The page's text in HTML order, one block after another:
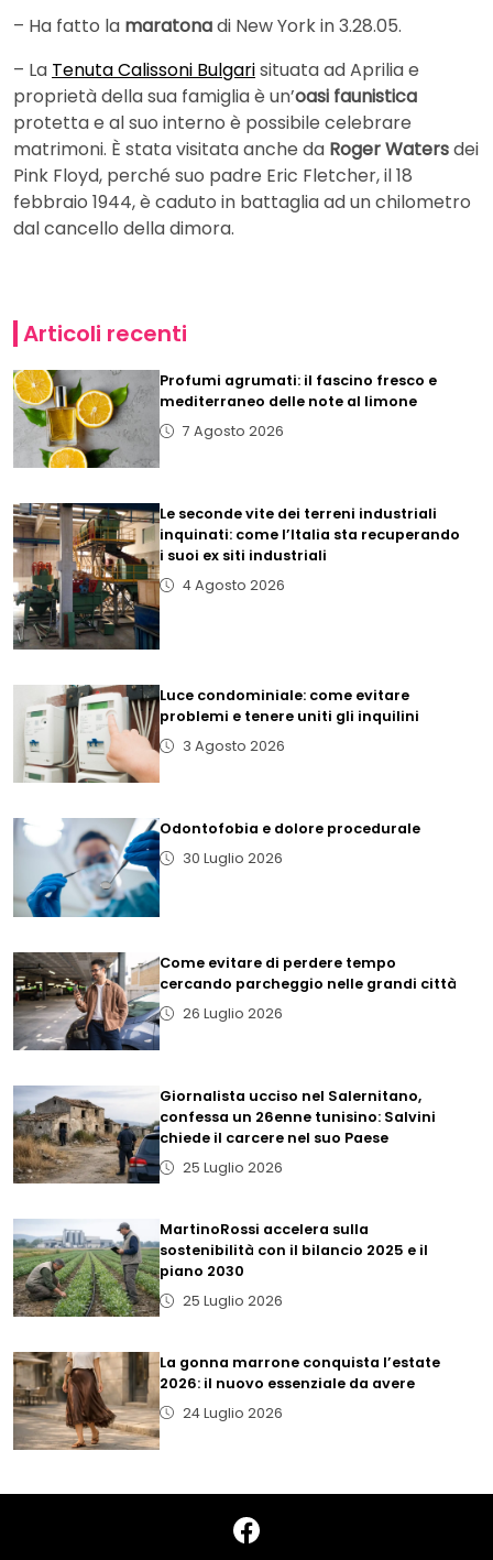
– Ha fatto la maratonadi New York in 3.28.05.
– La Tenuta Calissoni Bulgarisituata ad Aprilia e
proprietà della sua famiglia è un’oasi faunistica
protetta e al suo interno è possibile celebrare
matrimoni. È stata visitata anche da Roger Watersdei
Pink Floyd, perché suo padre Eric Fletcher, il 18
febbraio 1944, è caduto in battaglia ad un chilometro
dal cancello della dimora.
Articoli recenti
Profumi agrumati: il fascino fresco e
mediterraneo delle note al limone
7 Agosto 2026
Le seconde vite dei terreni industriali
inquinati: come l’Italia sta recuperando
i suoi ex siti industriali
4 Agosto 2026
Luce condominiale: come evitare
problemi e tenere uniti gli inquilini
3 Agosto 2026
Odontofobia e dolore procedurale
30 Luglio 2026
Come evitare di perdere tempo
cercando parcheggio nelle grandi città
26 Luglio 2026
Giornalista ucciso nel Salernitano,
confessa un 26enne tunisino: Salvini
chiede il carcere nel suo Paese
25 Luglio 2026
MartinoRossi accelera sulla
sostenibilità con il bilancio 2025 e il
piano 2030
25 Luglio 2026
La gonna marrone conquista l’estate
2026: il nuovo essenziale da avere
24 Luglio 2026